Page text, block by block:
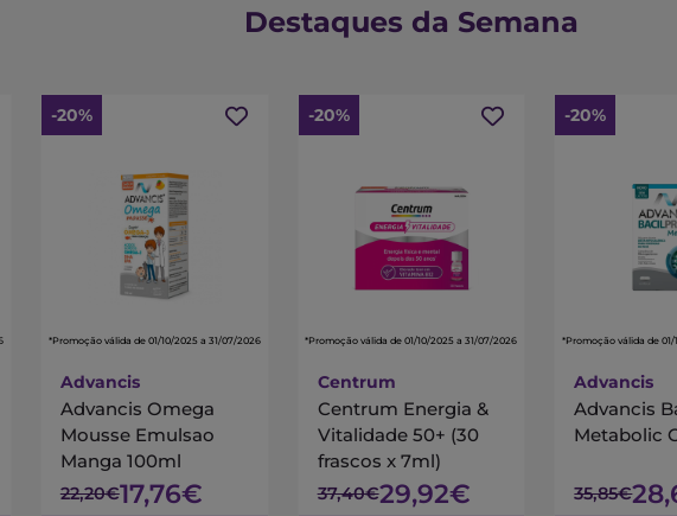
Destaques da Semana
-20%
*Promoção válida de 01/10/2025 a 31/07/2026
Advancis
Advancis Omega
Mousse Emulsao
Manga 100ml
22,20€17,76€
-20%
*Promoção válida de 01/10/2025 a 31/07/2026
Centrum
Centrum Energia &
Vitalidade 50+ (30
frascos x 7ml)
37,40€29,92€
-20%
*Promoção válida de
Advancis
Advancis
Metabolic
35,85€